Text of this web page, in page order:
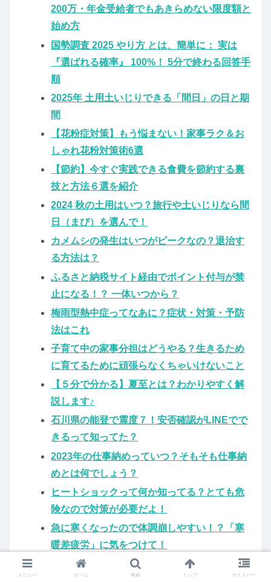
200万・年金受給者でもあきらめない限度額と
始め方
国勢調査 2025 やり方 とは、簡単に： 実は
『選ばれる確率』 100%！ 5分で終わる回答手
順
2025年 土用土いじりできる「間日」の日と期
間
【花粉症対策】もう悩まない！家事ラク＆お
しゃれ花粉対策術6選
【節約】今すぐ実践できる食費を節約する裏
技と方法６選を紹介
2024 秋の土用はいつ？旅行や土いじりなら間
日（まび）を選んで！
カメムシの発生はいつがピークなの？退治す
る方法は？
ふるさと納税サイト経由でポイント付与が禁
止になる！？ 一体いつから？
梅雨型熱中症ってなあに？症状・対策・予防
法はこれ
子育て中の家事分担はどうやる？生きるため
に育てるために頑張らなくちゃいけないこと
【５分で分かる】夏至とは？わかりやすく解
説します♪
石川県の能登で震度７！安否確認がLINEでで
きるって知ってた？
2023年の仕事納めっていつ？そもそも仕事納
めとは何でしょう？
ヒートショックって何か知ってる？とても危
険なので対策が必要だよ！
急に寒くなったので体調崩しやすい！？「寒
暖差疲労」に気をつけて！
イオンのプライベートブランド「トップバリ
メニュー ホーム 検索 トップ サイドバー